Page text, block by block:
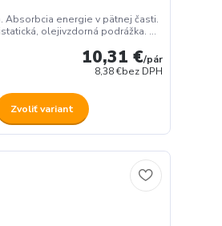
Absorbcia energie v pätnej časti.
olejivzdorná podrážka. ...
10,31 €/pár
8,38 €bez DPH
Zvoliť variant